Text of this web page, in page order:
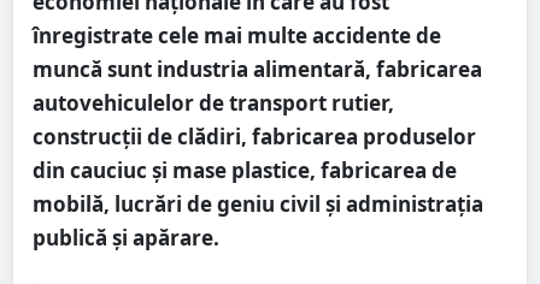
înregistrate cele mai multe accidente de
muncă sunt industria alimentară, fabricarea
autovehiculelor de transport rutier,
construcţii de clădiri, fabricarea produselor
din cauciuc şi mase plastice, fabricarea de
mobilă, lucrări de geniu civil şi administraţia
publică şi apărare.